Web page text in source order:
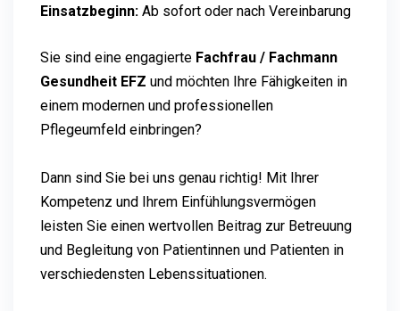
Einsatzbeginn: Ab sofort oder nach Vereinbarung
Sie sind eine engagierte Fachfrau / Fachmann
Gesundheit EFZ und möchten Ihre Fähigkeiten in
einem modernen und professionellen
Pflegeumfeld einbringen?
Dann sind Sie bei uns genau richtig! Mit Ihrer
Kompetenz und Ihrem Einfühlungsvermögen
leisten Sie einen wertvollen Beitrag zur Betreuung
und Begleitung von Patientinnen und Patienten in
verschiedensten Lebenssituationen.